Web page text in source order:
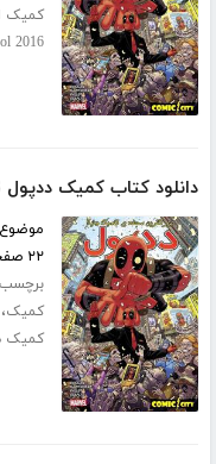
کمیک
2016
دانلود کتاب کمیک ددپول 2016 - قسمت نوزدهم
۲۲ صفحه
کمیک
کمیک